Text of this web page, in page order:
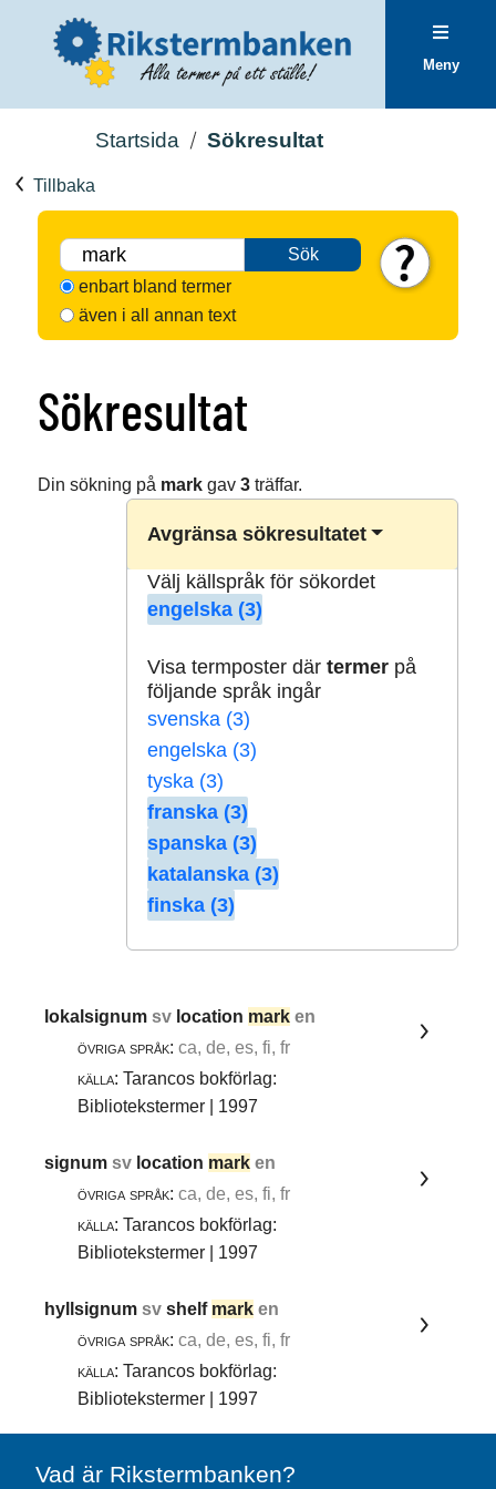
Meny
Startsida Sökresultat
Tillbaka
Sök
enbart bland termer
även i all annan text
Sökresultat
Din sökning på markgav 3träffar.
Avgränsa sökresultatet
Välj källspråk för sökordet
engelska (3)
Visa termposter där termerpå
följande språk ingår
svenska (3)
engelska (3)
tyska (3)
franska (3)
spanska (3)
katalanska (3)
finska (3)
lokalsignumsv location mark en
övriga språk: ca, de, es, fi, fr
källa: Tarancos bokförlag:
Bibliotekstermer | 1997
signumsv location mark en
övriga språk: ca, de, es, fi, fr
källa: Tarancos bokförlag:
Bibliotekstermer | 1997
hyllsignumsvshelf mark en
övriga språk: ca, de, es, fi, fr
källa: Tarancos bokförlag:
Bibliotekstermer | 1997
Vad är Rikstermbanken?